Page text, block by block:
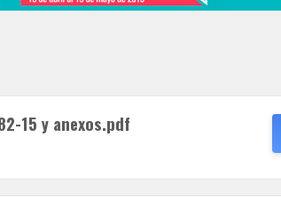
15 y anexos.pdf